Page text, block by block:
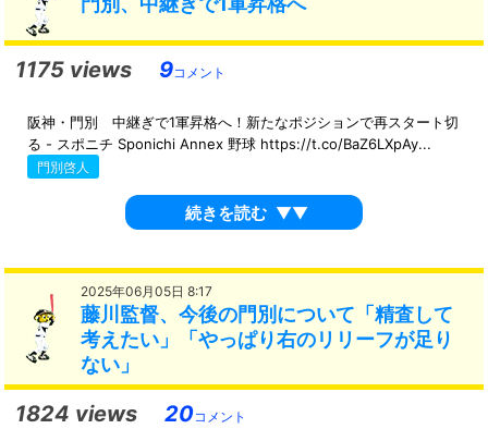
1175 views 9コメント
阪神・門別 中継ぎで1軍昇格へ！新たなポジションで再スタート切
る - スポニチ Sponichi Annex 野球 https://t.co/BaZ6LXpAy...
門別啓人
続きを読む ▼▼
2025年06月05日 8:17
藤川監督、今後の門別について「精査して
考えたい」「やっぱり右のリリーフが足り
ない」
1824 views 20コメント